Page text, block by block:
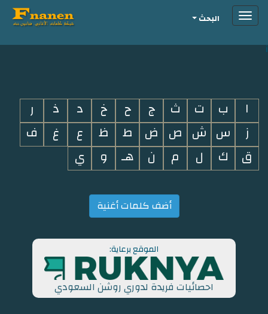
i
Toggleالبحث
ا ب ت ث ج ح خ د ذ
ر
ز
س ش ص ض ط ظ ع غ
ف
ق
ك ل م ن هـ و ي
أضف كلمات أغنية
الموقع برعاية:
احصائيات فريدة لدوري روشن السعودي